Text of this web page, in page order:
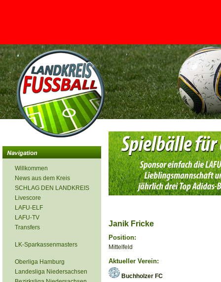
<
Willkommen
News aus dem Kreis
SCHLAG DEN LANDKREIS
Livescore
LAFU-ELF
LAFU-TV
Transfers
LK-Sparkassenmasters
Oberliga Hamburg
Landesliga Niedersachsen
Janik Fricke
Position:
Mittelfeld
Aktueller Verein:
Buchholzer FC